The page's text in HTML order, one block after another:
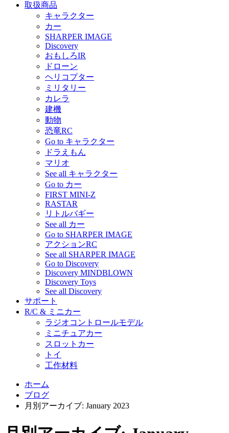
取扱商品
キャラクター
カー
SHARPER IMAGE
Discovery
おもしろIR
ドローン
ヘリコプター
ミリタリー
カレラ
建機
動物
恐竜RC
Go to キャラクター
ドラえもん
マリオ
See all キャラクター
Go to カー
FIRST MINI-Z
RASTAR
リトルバギー
See all カー
Go to SHARPER IMAGE
アクションRC
See all SHARPER IMAGE
Go to Discovery
Discovery MINDBLOWN
Discovery Toys
See all Discovery
サポート
R/C & ミニカー
ラジオコントロールモデル
ミニチュアカー
スロットカー
トイ
工作材料
ホーム
ブログ
月別アーカイブ: January 2023